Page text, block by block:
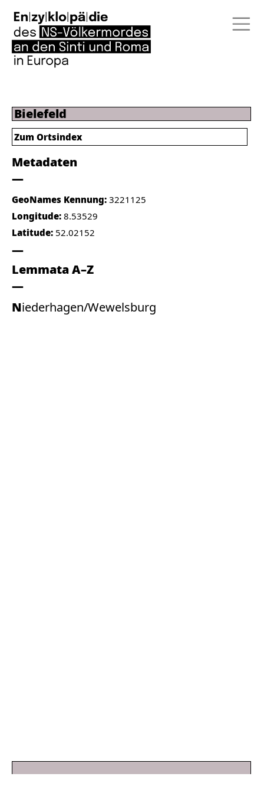
Bielefeld
Metadaten
GeoNames Kennung: 3221125
Longitude: 8.53529
Latitude: 52.02152
Lemmata A–Z
Niederhagen/Wewelsburg
Zum Ortsindex